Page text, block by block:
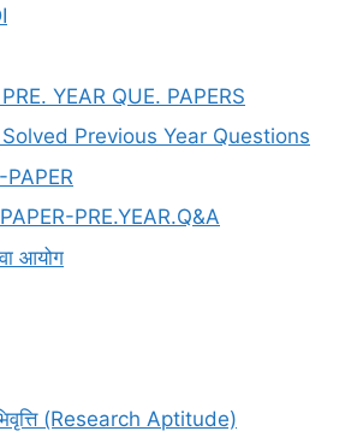
YEAR QUE. PAPERS
Previous Year Questions
PRE.YEAR.Q&A
आयोग
(Research Aptitude)